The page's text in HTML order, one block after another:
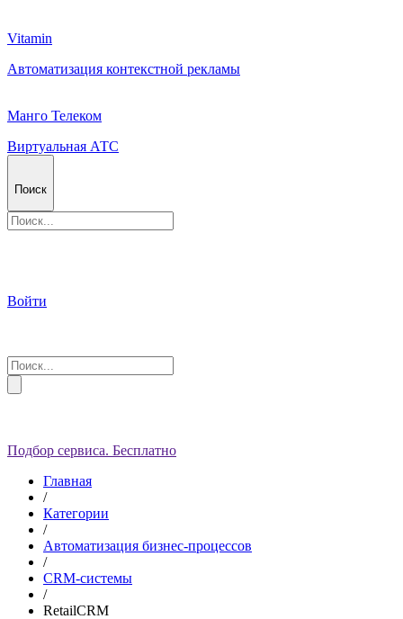
Vitamin
Автоматизация контекстной рекламы
Манго Телеком
Виртуальная АТС
Поиск
Войти
Подбор сервиса. Бесплатно
Главная
/
Категории
/
Автоматизация бизнес-процессов
/
CRM-системы
/
RetailCRM